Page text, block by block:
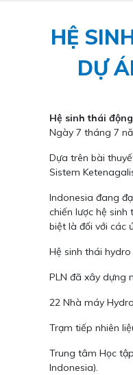
HỆ
DỰ
Hệ sinh thái
Ngày 7 tháng 7
Dựa trên bài
Sistem
Indonesia đang
chiến lược hệ
biệt là đối với các
Hệ sinh thái
PLN đã xây dựng
22 Nhà máy
Trạm tiếp nhiên
Trung tâm Học
Indonesia).